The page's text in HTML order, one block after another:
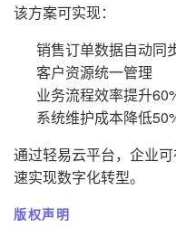
该方案可实现：
销售订单数据自动同
客户资源统一管理
业务流程效率提升
系统维护成本降低
通过轻易云平台，企业
速实现数字化转型。
版权声明